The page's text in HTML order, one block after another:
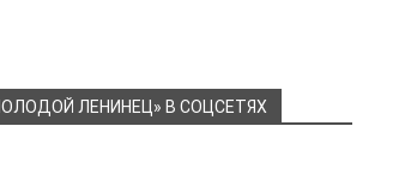
ЛЕНИНЕЦ» В СОЦСЕТЯХ